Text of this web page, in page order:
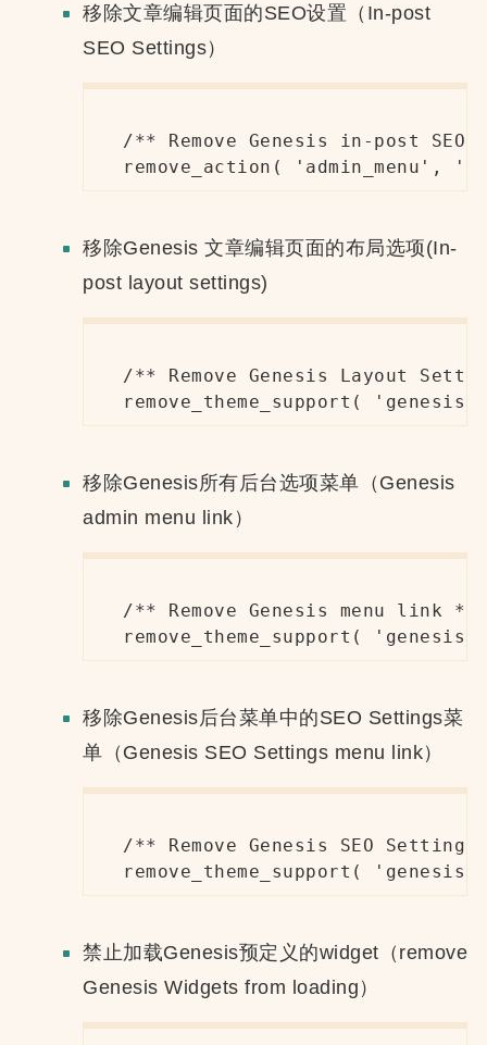
移除文章编辑页面的SEO设置（In-post
SEO Settings）
/** Remove Genesis in-post
remove_action( 'admin_menu',
移除Genesis 文章编辑页面的布局选项(In-
post layout settings)
/** Remove Genesis Layout
remove_theme_support(
移除Genesis所有后台选项菜单（Genesis
admin menu link）
/** Remove Genesis menu link */
remove_theme_support(
移除Genesis后台菜单中的SEO Settings菜
单（Genesis SEO Settings menu link）
/** Remove Genesis SEO
remove_theme_support(
禁止加载Genesis预定义的widget（remove
Genesis Widgets from loading）